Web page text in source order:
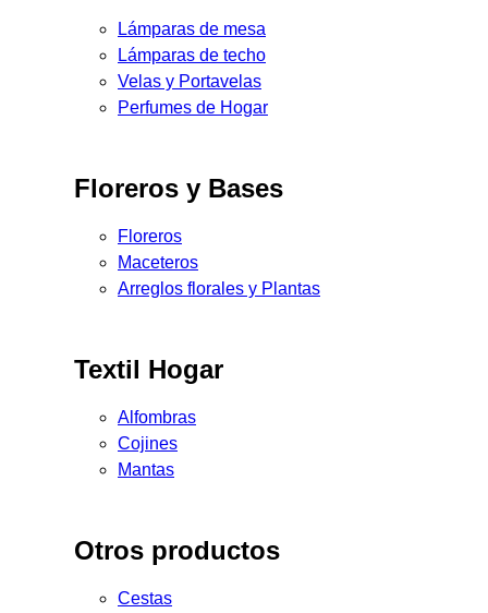
Lámparas de mesa
Lámparas de techo
Velas y Portavelas
Perfumes de Hogar
Floreros y Bases
Floreros
Maceteros
Arreglos florales y Plantas
Textil Hogar
Alfombras
Cojines
Mantas
Otros productos
Cestas